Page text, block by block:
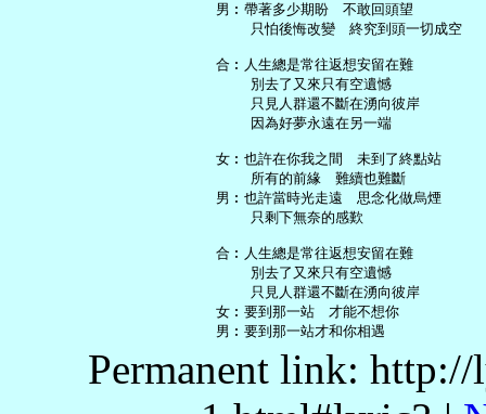
   男︰帶著多少期盼　不敢回頭望
       只怕後悔改變　終究到頭一切成空
   合︰人生總是常往返想安留在難
       別去了又來只有空遺憾
       只見人群還不斷在湧向彼岸
       因為好夢永遠在另一端
   女︰也許在你我之間　未到了終點站
       所有的前緣　難續也難斷
   男︰也許當時光走遠　思念化做烏煙
       只剩下無奈的感歎
   合︰人生總是常往返想安留在難
       別去了又來只有空遺憾
       只見人群還不斷在湧向彼岸
   女︰要到那一站　才能不想你
Permanent link: